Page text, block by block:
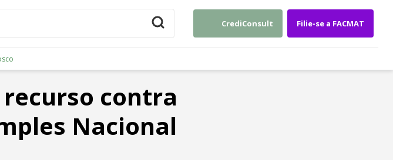
CrediConsult Filie-se a FACMAT
contra
Nacional